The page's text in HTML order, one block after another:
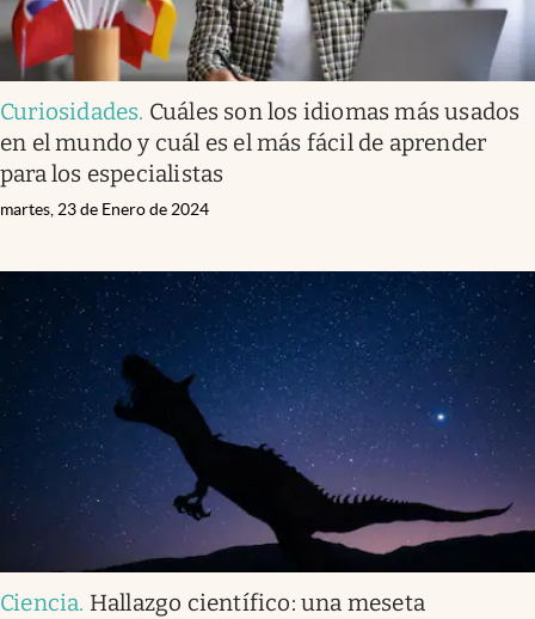
Curiosidades. Cuáles son los idiomas más usados
en el mundo y cuál es el más fácil de aprender
para los especialistas
martes, 23 de Enero de 2024
Ciencia. Hallazgo científico: una meseta